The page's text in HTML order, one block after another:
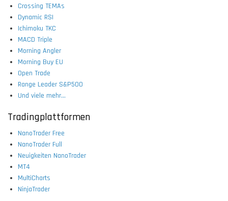
Crossing TEMAs
Dynamic RSI
Ichimoku TKC
MACD Triple
Morning Angler
Morning Buy EU
Open Trade
Range Leader S&P500
Und viele mehr...
Tradingplattformen
NanoTrader Free
NanoTrader Full
Neuigkeiten NanoTrader
MT4
MultiCharts
NinjaTrader